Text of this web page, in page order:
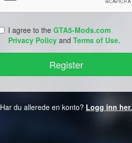
I agree to the GTA5-Mods.com
Privacy Policy and Terms of Use.
Har du allerede en konto? Logg inn her.